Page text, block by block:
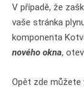
V případě, že
vaše stránka
komponenta
nového okna,
Opět zde můžete